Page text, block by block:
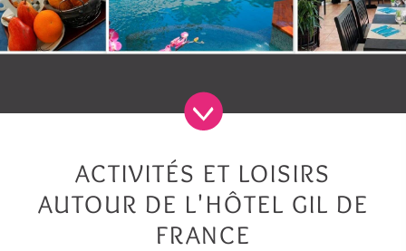
ACTIVITÉS ET LOISIRS
AUTOUR DE L'HÔTEL GIL DE
FRANCE